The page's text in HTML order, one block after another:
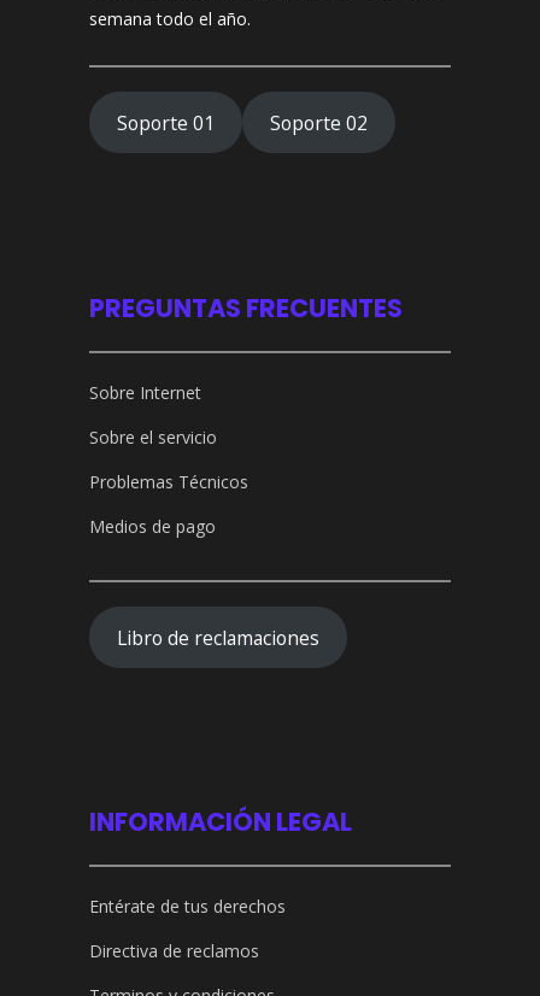
semana todo el año.
Soporte 01 Soporte 02
PREGUNTAS FRECUENTES
Sobre Internet
Sobre el servicio
Problemas Técnicos
Medios de pago
Libro de reclamaciones
INFORMACIÓN LEGAL
Entérate de tus derechos
Directiva de reclamos